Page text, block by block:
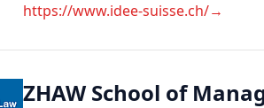
https://www.idee-suisse.ch/→
ZHAW School of